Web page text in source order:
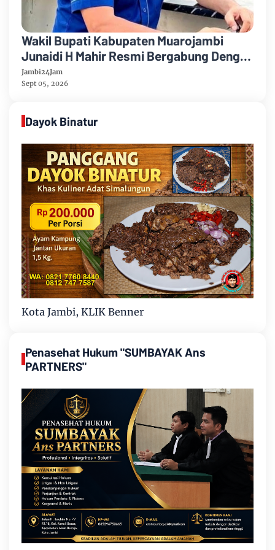
Wakil Bupati Kabupaten Muarojambi
Junaidi H Mahir Resmi Bergabung Dengan
Partai Demikrat
Jambi24Jam
Sept 05, 2026
Dayok Binatur
Kota Jambi, KLIK Benner
Penasehat Hukum "SUMBAYAK Ans
PARTNERS"